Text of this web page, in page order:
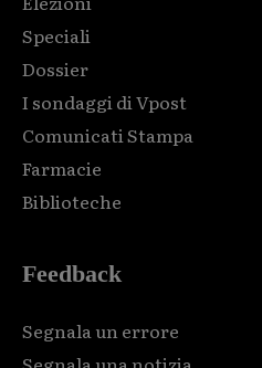
Speciali
Dossier
I sondaggi di Vpost
Comunicati Stampa
Farmacie
Biblioteche
Feedback
Segnala un errore